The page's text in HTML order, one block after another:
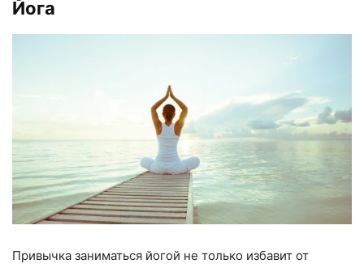
Йога
Привычка заниматься йогой не только избавит от